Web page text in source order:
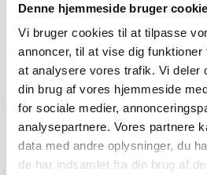
Denne hjemmeside bruger
Vi bruger cookies til at tilpasse
annoncer, til at vise dig
at analysere vores trafik. Vi deler
din brug af vores hjemmeside
for sociale medier,
analysepartnere. Vores partnere
data med andre oplysninger, du
de har indsamlet fra din brug af
“Altid søde, hjælpsomme og
antik & retro
“Anette var rigtig sød, venlig og
en fejl levering og fik løst det i løbet af
og god weekend”
Vurderet af
“Bestilte kl.13 og havde tingene dagen
Vurderet af Heidi Buch Jensen
“De ved rigtig meget om møbler”
“Det var en meget behagelig samtale.”
“Ekspert i hvidevarer “
Vurderet af
“Er blevet mødt at hjælpsomme og